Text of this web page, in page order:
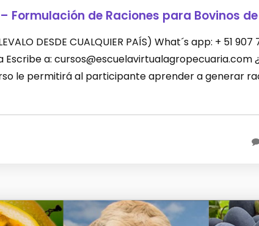
Formulación de Raciones para Bovinos
DESDE CUALQUIER PAÍS) What´s app: + 51 907
a: cursos@escuelavirtualagropecuaria.com
curso le permitirá al participante aprender a generar